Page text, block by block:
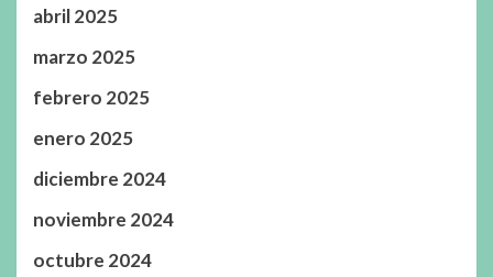
abril 2025
marzo 2025
febrero 2025
enero 2025
diciembre 2024
noviembre 2024
octubre 2024